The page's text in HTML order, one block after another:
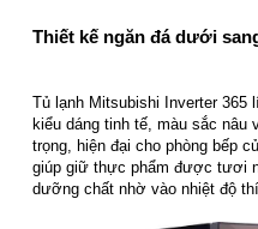
Thiết kế ngăn đá dưới
Tủ lạnh Mitsubishi Inverter 365
kiểu dáng tinh tế, màu sắc nâu
trọng, hiện đại cho phòng bếp
giúp giữ thực phẩm được tươi
dưỡng chất nhờ vào nhiệt độ